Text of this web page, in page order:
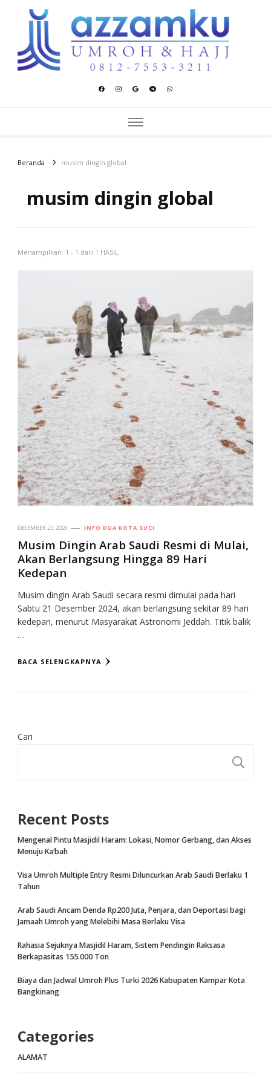
Azzamku Umroh dan Hajj
Beranda musim dingin global
musim dingin global
Menampilkan: 1 - 1 dari 1 HASIL
DESEMBER 23, 2024 INFO DUA KOTA SUCI
Musim Dingin Arab Saudi Resmi di Mulai,
Akan Berlangsung Hingga 89 Hari
Kedepan
Musim dingin Arab Saudi secara resmi dimulai pada hari
Sabtu 21 Desember 2024, akan berlangsung sekitar 89 hari
kedepan, menurut Masyarakat Astronomi Jeddah. Titik balik
…
BACA SELENGKAPNYA
Cari
Recent Posts
Mengenal Pintu Masjidil Haram: Lokasi, Nomor Gerbang, dan Akses
Menuju Ka’bah
Visa Umroh Multiple Entry Resmi Diluncurkan Arab Saudi Berlaku 1
Tahun
Arab Saudi Ancam Denda Rp200 Juta, Penjara, dan Deportasi bagi
Jamaah Umroh yang Melebihi Masa Berlaku Visa
Rahasia Sejuknya Masjidil Haram, Sistem Pendingin Raksasa
Berkapasitas 155.000 Ton
Biaya dan Jadwal Umroh Plus Turki 2026 Kabupaten Kampar Kota
Bangkinang
Categories
ALAMAT